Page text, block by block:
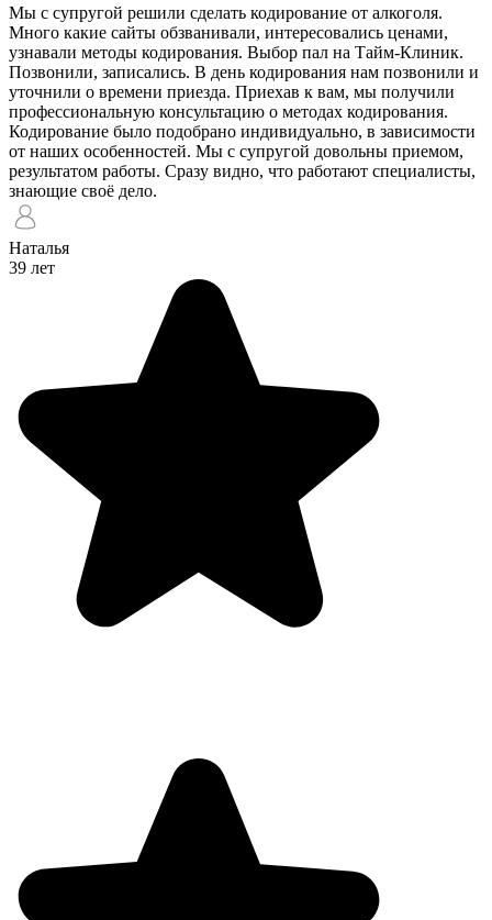
Мы с супругой решили сделать кодирование от алкоголя.
Много какие сайты обзванивали, интересовались ценами,
узнавали методы кодирования. Выбор пал на Тайм-Клиник.
Позвонили, записались. В день кодирования нам позвонили и
уточнили о времени приезда. Приехав к вам, мы получили
профессиональную консультацию о методах кодирования.
Кодирование было подобрано индивидуально, в зависимости
от наших особенностей. Мы с супругой довольны приемом,
результатом работы. Сразу видно, что работают специалисты,
знающие своё дело.
Наталья
39 лет